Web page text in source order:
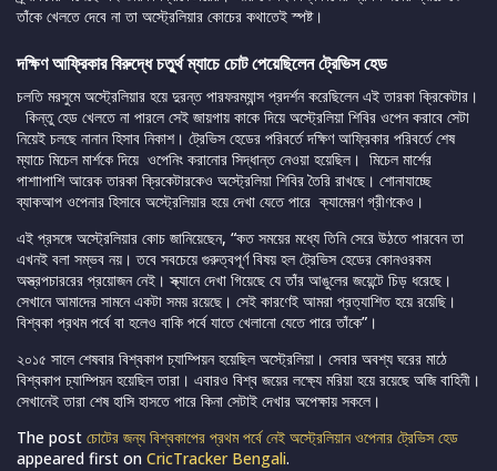
তাঁকে খেলতে দেবে না তা অস্ট্রেলিয়ার কোচের কথাতেই স্পষ্ট।
দক্ষিণ আফ্রিকার বিরুদ্ধে চতু্র্থ ম্যাচে চোট পেয়েছিলেন ট্রেভিস হেড
চলতি মরসুমে অস্ট্রেলিয়ার হয়ে দুরন্ত পারফরম্যান্স প্রদর্শন করেছিলেন এই তারকা ক্রিকেটার।
কিন্তু হেড খেলতে না পারলে সেই জায়গায় কাকে দিয়ে অস্ট্রেলিয়া শিবির ওপেন করাবে সেটা
নিয়েই চলছে নানান হিসাব নিকাশ। ট্রেভিস হেডের পরিবর্তে দক্ষিণ আফ্রিকার পরিবর্তে শেষ
ম্যাচে মিচেল মার্শকে দিয়ে ওপেনিং করানোর সিদ্ধান্ত নেওয়া হয়েছিল। মিচেল মার্শের
পাশাাপাশি আরেক তারকা ক্রিকেটারকেও অস্ট্রেলিয়া শিবির তৈরি রাখছে। শোনাযাচ্ছে
ব্যাকআপ ওপেনার হিসাবে অস্ট্রেলিয়ার হয়ে দেখা যেতে পারে ক্যামেরণ গ্রীণকেও।
এই প্রসঙ্গে অস্ট্রেলিয়ার কোচ জানিয়েছেন, “কত সময়ের মধ্যে তিনি সেরে উঠতে পারবেন তা
এখনই বলা সম্ভব নয়। তবে সবচেয়ে গুরুত্বপূর্ণ বিষয় হল ট্রেভিস হেডের কোনওরকম
অস্ত্রপচাররের প্রয়োজন নেই। স্ক্যানে দেখা গিয়েছে যে তাঁর আঙুলের জয়েন্টে চিড় ধরেছে।
সেখানে আমাদের সামনে একটা সময় রয়েছে। সেই কারণেই আমরা প্রত্যাশিত হয়ে রয়েছি।
বিশ্বকা প্রথম পর্বে বা হলেও বাকি পর্বে যাতে খেলানো যেতে পারে তাঁকে”।
২০১৫ সালে শেষবার বিশ্বকাপ চ্যাম্পিয়ন হয়েছিল অস্ট্রেলিয়া। সেবার অবশ্য ঘরের মাঠে
বিশ্বকাপ চ্যাম্পিয়ন হয়েছিল তারা। এবারও বিশ্ব জয়ের লক্ষ্যে মরিয়া হয়ে রয়েছে অজি বাহিনী।
সেখানেই তারা শেষ হাসি হাসতে পারে কিনা সেটাই দেখার অপেক্ষায় সকলে।
The post চোটের জন্য বিশ্বকাপের প্রথম পর্বে নেই অস্ট্রেলিয়ান ওপেনার ট্রেভিস হেড
appeared first on CricTracker Bengali.